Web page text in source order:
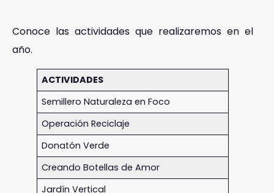
Conoce las actividades que realizaremos en el
año.
ACTIVIDADES
Semillero Naturaleza en Foco
Operación Reciclaje
Donatón Verde
Creando Botellas de Amor
Jardín Vertical